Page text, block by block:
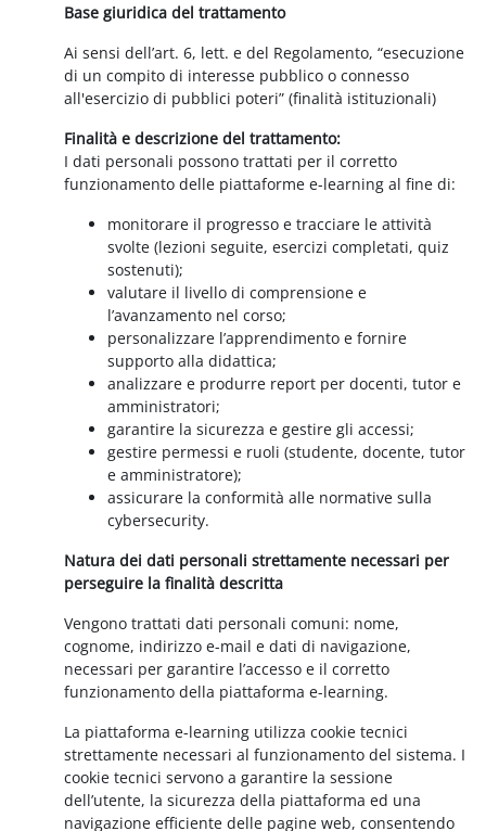
Base giuridica del trattamento
Ai sensi dell’art. 6, lett. e del Regolamento, “esecuzione
di un compito di interesse pubblico o connesso
all'esercizio di pubblici poteri” (finalità istituzionali)
Finalità e descrizione del trattamento:
I dati personali possono trattati per il corretto
funzionamento delle piattaforme e-learning al fine di:
monitorare il progresso e tracciare le attività
svolte (lezioni seguite, esercizi completati, quiz
sostenuti);
valutare il livello di comprensione e
l’avanzamento nel corso;
personalizzare l’apprendimento e fornire
supporto alla didattica;
analizzare e produrre report per docenti, tutor e
amministratori;
garantire la sicurezza e gestire gli accessi;
gestire permessi e ruoli (studente, docente, tutor
e amministratore);
assicurare la conformità alle normative sulla
cybersecurity.
Natura dei dati personali strettamente necessari per
perseguire la finalità descritta
Vengono trattati dati personali comuni: nome,
cognome, indirizzo e-mail e dati di navigazione,
necessari per garantire l’accesso e il corretto
funzionamento della piattaforma e-learning.
La piattaforma e-learning utilizza cookie tecnici
strettamente necessari al funzionamento del sistema. I
cookie tecnici servono a garantire la sessione
dell’utente, la sicurezza della piattaforma ed una
navigazione efficiente delle pagine web, consentendo